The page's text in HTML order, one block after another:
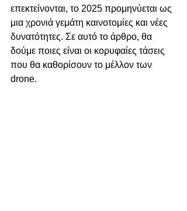
επεκτείνονται, το 2025 προμηνύεται ως
μια χρονιά γεμάτη καινοτομίες και νέες
δυνατότητες. Σε αυτό το άρθρο, θα
δούμε ποιες είναι οι κορυφαίες τάσεις
που θα καθορίσουν το μέλλον των
drone.